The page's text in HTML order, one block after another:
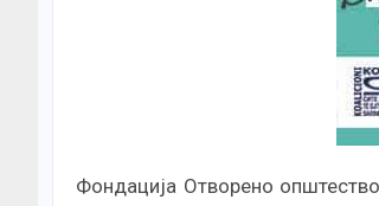
Фондација Отворено